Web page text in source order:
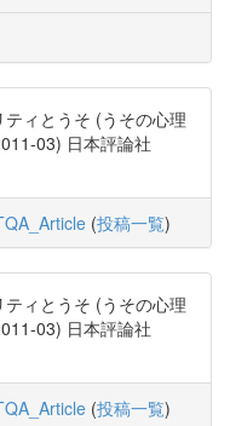
ティとうそ (うその心理
03) 日本評論社
(投稿一覧)
ティとうそ (うその心理
03) 日本評論社
(投稿一覧)